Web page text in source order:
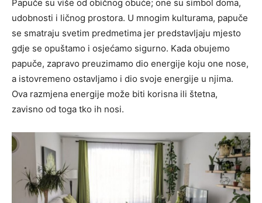
Papuče su više od običnog obuće; one su simbol doma,
udobnosti i ličnog prostora. U mnogim kulturama, papuče
se smatraju svetim predmetima jer predstavljaju mjesto
gdje se opuštamo i osjećamo sigurno. Kada obujemo
papuče, zapravo preuzimamo dio energije koju one nose,
a istovremeno ostavljamo i dio svoje energije u njima.
Ova razmjena energije može biti korisna ili štetna,
zavisno od toga tko ih nosi.